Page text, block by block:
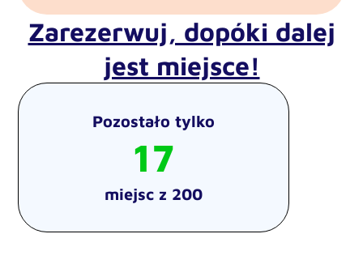
Zarezerwuj, dopóki dalej
jest miejsce!
Pozostało tylko
17
miejsc z 200